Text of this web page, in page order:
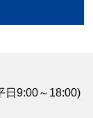
日9:00～18:00)